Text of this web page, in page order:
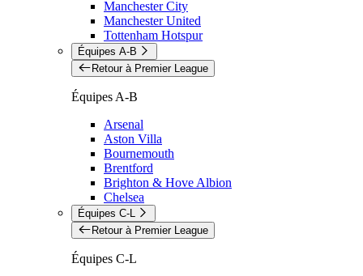
Manchester City
Manchester United
Tottenham Hotspur
Équipes A-B
Retour à Premier League
Équipes A-B
Arsenal
Aston Villa
Bournemouth
Brentford
Brighton & Hove Albion
Chelsea
Équipes C-L
Retour à Premier League
Équipes C-L